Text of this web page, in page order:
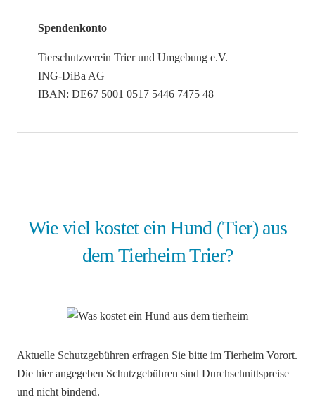
Spendenkonto
Tierschutzverein Trier und Umgebung e.V.
ING-DiBa AG
IBAN: DE67 5001 0517 5446 7475 48
Wie viel kostet ein Hund (Tier) aus
dem Tierheim Trier?
Aktuelle Schutzgebühren erfragen Sie bitte im Tierheim Vorort.
Die hier angegeben Schutzgebühren sind Durchschnittspreise
und nicht bindend.